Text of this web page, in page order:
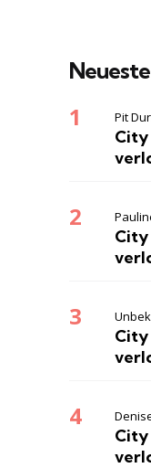
Pit
City
City
City
City